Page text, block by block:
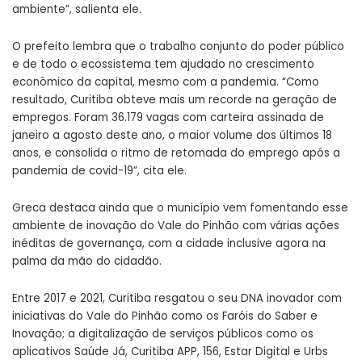
ambiente”, salienta ele.
O prefeito lembra que o trabalho conjunto do poder público
e de todo o ecossistema tem ajudado no crescimento
econômico da capital, mesmo com a pandemia. “Como
resultado, Curitiba obteve mais um recorde na geração de
empregos. Foram 36.179 vagas com carteira assinada de
janeiro a agosto deste ano, o maior volume dos últimos 18
anos, e consolida o ritmo de retomada do emprego após a
pandemia de covid-19”, cita ele.
Greca destaca ainda que o município vem fomentando esse
ambiente de inovação do Vale do Pinhão com várias ações
inéditas de governança, com a cidade inclusive agora na
palma da mão do cidadão.
Entre 2017 e 2021, Curitiba resgatou o seu DNA inovador com
iniciativas do Vale do Pinhão como os Faróis do Saber e
Inovação; a digitalização de serviços públicos como os
aplicativos Saúde Já, Curitiba APP, 156, Estar Digital e Urbs